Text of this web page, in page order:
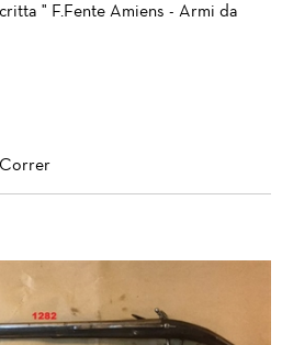
" F.Fente Amiens - Armi da
Correr